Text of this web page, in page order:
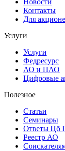
Новости
Контакты
Для
Услуги
Услуги
Федресурс
АО и ПАО
Цифровые
Полезное
Статьи
Cеминары
Ответы
Реестр АО